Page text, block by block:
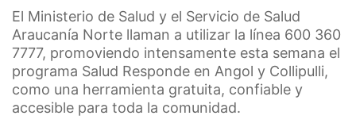
El Ministerio de Salud y el Servicio de Salud
Araucanía Norte llaman a utilizar la línea 600 360
7777, promoviendo intensamente esta semana el
programa Salud Responde en Angol y Collipulli,
como una herramienta gratuita, confiable y
accesible para toda la comunidad.